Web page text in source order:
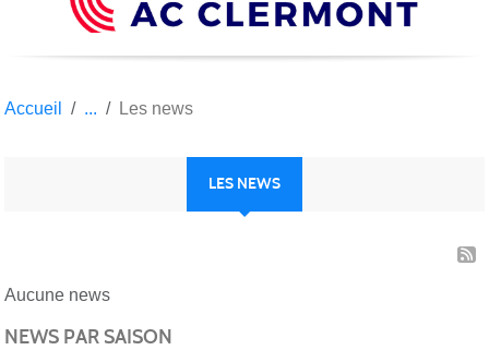
Accueil Les news
LES NEWS
Aucune news
NEWS PAR SAISON